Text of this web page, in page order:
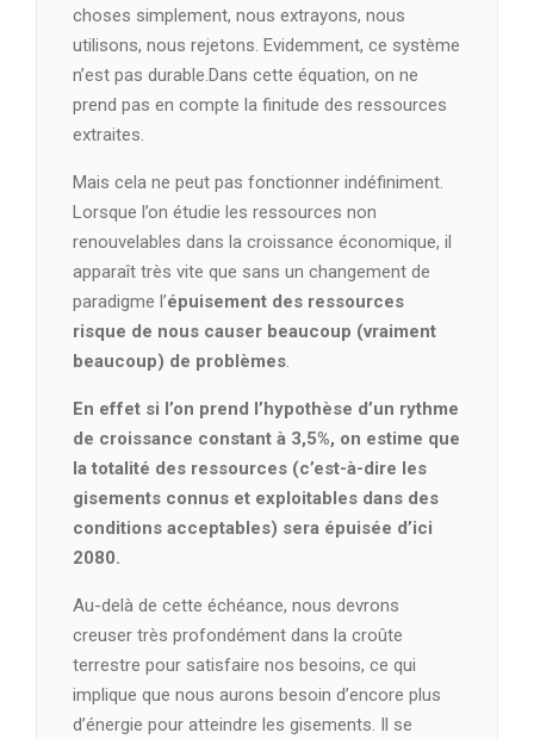
choses simplement, nous extrayons, nous
utilisons, nous rejetons. Evidemment, ce système
n’est pas durable.Dans cette équation, on ne
prend pas en compte la finitude des ressources
extraites.
Mais cela ne peut pas fonctionner indéfiniment.
Lorsque l’on étudie les ressources non
renouvelables dans la croissance économique, il
apparaît très vite que sans un changement de
paradigme l’épuisement des ressources
risque de nous causer beaucoup (vraiment
beaucoup) de problèmes.
En effet si l’on prend l’hypothèse d’un rythme
de croissance constant à 3,5%, on estime que
la totalité des ressources (c’est-à-dire les
gisements connus et exploitables dans des
conditions acceptables) sera épuisée d’ici
2080.
Au-delà de cette échéance, nous devrons
creuser très profondément dans la croûte
terrestre pour satisfaire nos besoins, ce qui
implique que nous aurons besoin d’encore plus
d’énergie pour atteindre les gisements. Il se